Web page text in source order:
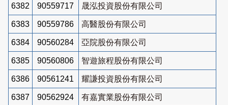
6382 90559717 晟泓投資股份有限公司
6383 90559786 高醫股份有限公司
6384 90560284 亞院股份有限公司
6385 90560806 智遊旅程股份有限公司
6386 90561241 耀謙投資股份有限公司
6387 90562924 有嘉實業股份有限公司